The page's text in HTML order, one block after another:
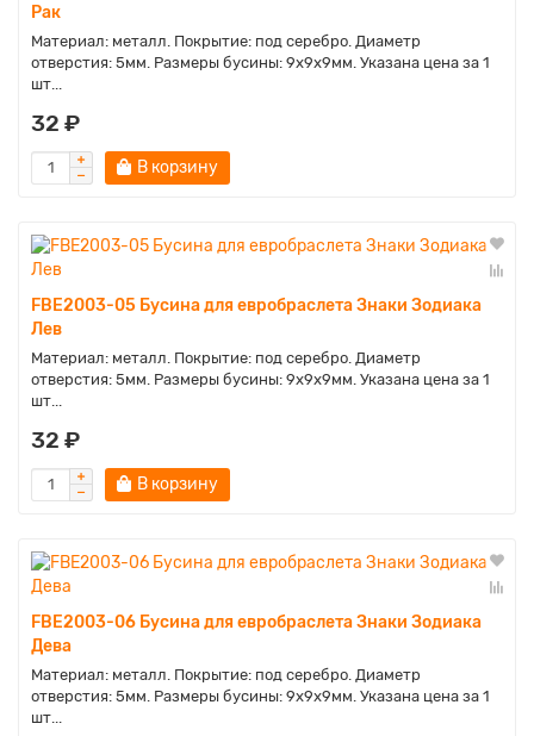
Рак
Материал: металл. Покрытие: под серебро. Диаметр
отверстия: 5мм. Размеры бусины: 9х9х9мм. Указана цена за 1
шт...
32 ₽
В корзину
FBE2003-05 Бусина для евробраслета Знаки Зодиака
Лев
Материал: металл. Покрытие: под серебро. Диаметр
отверстия: 5мм. Размеры бусины: 9х9х9мм. Указана цена за 1
шт...
32 ₽
В корзину
FBE2003-06 Бусина для евробраслета Знаки Зодиака
Дева
Материал: металл. Покрытие: под серебро. Диаметр
отверстия: 5мм. Размеры бусины: 9х9х9мм. Указана цена за 1
шт...